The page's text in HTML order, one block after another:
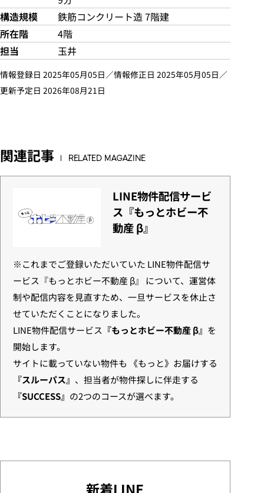
構造規模
鉄筋コンクリート造 7階建
所在階
4階
担当
玉井
情報登録日 2025年05月05日／情報修正日 2025年05月05日／
更新予定日 2026年08月21日
関連記事 RELATED MAGAZINE
LINE物件配信サービ
ス『もっとホビー不
動産 β』
※これまでご登録いただいていた LINE物件配信サ
ービス『もっとホビー不動産 β』 について、運営体
制や配信内容を見直すため、一旦サービスを休止さ
せていただくことになりました。
LINE物件配信サービス 『もっとホビー不動産 β』 を
開始します。
サイトに載っていない物件も 《もっと》お届けする
『スルーパス』 、担当者が物件探しに伴走する
『SUCCESS』 の2つのコースが選べます。
新着LINE